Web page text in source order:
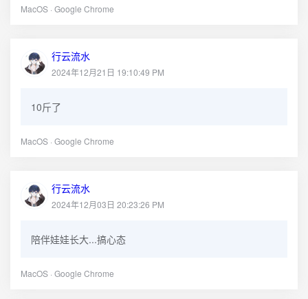
MacOS · Google Chrome
行云流水
2024年12月21日 19:10:49 PM
10斤了
MacOS · Google Chrome
行云流水
2024年12月03日 20:23:26 PM
陪伴娃娃长大...搞心态
MacOS · Google Chrome